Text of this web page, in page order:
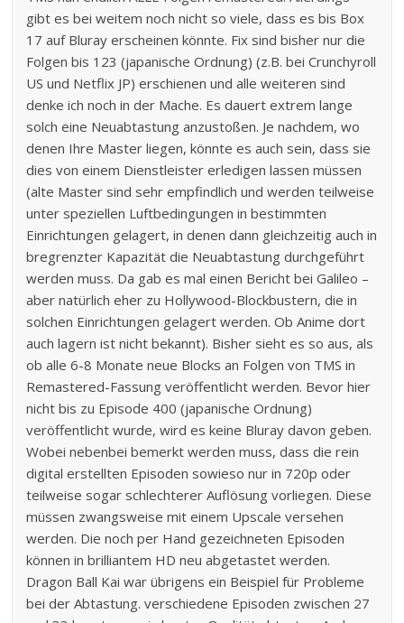
gibt es bei weitem noch nicht so viele, dass es bis Box
17 auf Bluray erscheinen könnte. Fix sind bisher nur die
Folgen bis 123 (japanische Ordnung) (z.B. bei Crunchyroll
US und Netflix JP) erschienen und alle weiteren sind
denke ich noch in der Mache. Es dauert extrem lange
solch eine Neuabtastung anzustoßen. Je nachdem, wo
denen Ihre Master liegen, könnte es auch sein, dass sie
dies von einem Dienstleister erledigen lassen müssen
(alte Master sind sehr empfindlich und werden teilweise
unter speziellen Luftbedingungen in bestimmten
Einrichtungen gelagert, in denen dann gleichzeitig auch in
bregrenzter Kapazität die Neuabtastung durchgeführt
werden muss. Da gab es mal einen Bericht bei Galileo –
aber natürlich eher zu Hollywood-Blockbustern, die in
solchen Einrichtungen gelagert werden. Ob Anime dort
auch lagern ist nicht bekannt). Bisher sieht es so aus, als
ob alle 6-8 Monate neue Blocks an Folgen von TMS in
Remastered-Fassung veröffentlicht werden. Bevor hier
nicht bis zu Episode 400 (japanische Ordnung)
veröffentlicht wurde, wird es keine Bluray davon geben.
Wobei nebenbei bemerkt werden muss, dass die rein
digital erstellten Episoden sowieso nur in 720p oder
teilweise sogar schlechterer Auflösung vorliegen. Diese
müssen zwangsweise mit einem Upscale versehen
werden. Die noch per Hand gezeichneten Episoden
können in brilliantem HD neu abgetastet werden.
Dragon Ball Kai war übrigens ein Beispiel für Probleme
bei der Abtastung. verschiedene Episoden zwischen 27